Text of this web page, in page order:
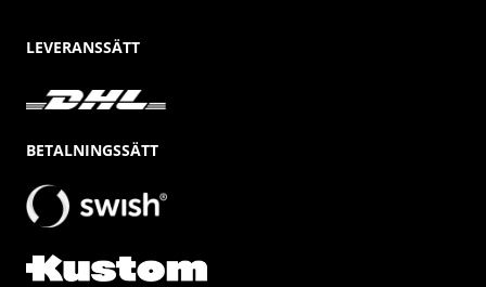
LEVERANSSÄTT
BETALNINGSSÄTT